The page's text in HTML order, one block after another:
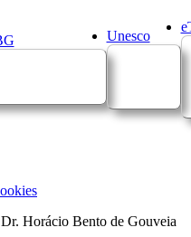
Unesco
Horácio Bento de Gouveia